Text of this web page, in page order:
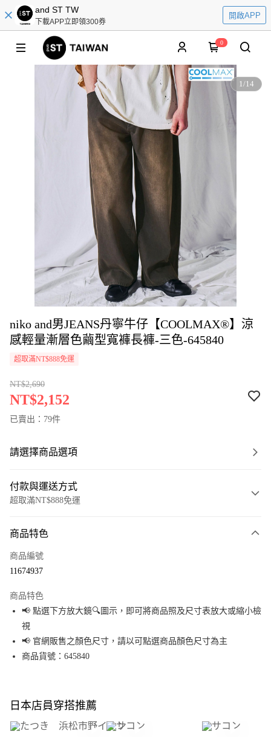
and ST TW
下載APP立即領300券
開啟APP
0
1/14
niko and男JEANS丹寧牛仔【COOLMAX®】涼
感輕量漸層色繭型寬褲長褲-三色-645840
超取滿NT$888免運
NT$2,690
NT$2,152
已賣出：79件
請選擇商品選項
付款與運送方式
超取滿NT$888免運
信用卡一次付款
Apple Pay
街口支付
悠遊付
全盈+PAY
大哥付你分期
商品特色
商品編號
11674937
商品特色
📢 點選下方放大鏡🔍圖示，即可將商品照及尺寸表放大或縮小檢
視
📢 官網販售之顏色尺寸，請以可點選商品顏色尺寸為主
商品貨號：645840
日本店員穿搭推薦